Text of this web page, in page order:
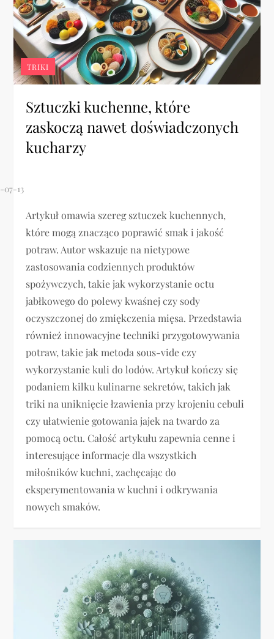
TRIKI
Sztuczki kuchenne, które
zaskoczą nawet doświadczonych
kucharzy
Artykuł omawia szereg sztuczek kuchennych,
które mogą znacząco poprawić smak i jakość
potraw. Autor wskazuje na nietypowe
zastosowania codziennych produktów
spożywczych, takie jak wykorzystanie octu
jabłkowego do polewy kwaśnej czy sody
oczyszczonej do zmiękczenia mięsa. Przedstawia
również innowacyjne techniki przygotowywania
potraw, takie jak metoda sous-vide czy
wykorzystanie kuli do lodów. Artykuł kończy się
podaniem kilku kulinarne sekretów, takich jak
triki na uniknięcie łzawienia przy krojeniu cebuli
czy ułatwienie gotowania jajek na twardo za
pomocą octu. Całość artykułu zapewnia cenne i
interesujące informacje dla wszystkich
miłośników kuchni, zachęcając do
eksperymentowania w kuchni i odkrywania
nowych smaków.